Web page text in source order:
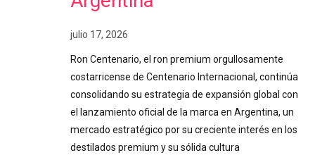
julio 17, 2026
Ron Centenario, el ron premium orgullosamente
costarricense de Centenario Internacional, continúa
consolidando su estrategia de expansión global con
el lanzamiento oficial de la marca en Argentina, un
mercado estratégico por su creciente interés en los
destilados premium y su sólida cultura